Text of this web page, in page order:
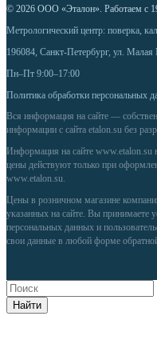
© 2026 ООО «Эталон». Работаем с
Метрологический центр: поверка,
196084, Санкт-Петербург, ул.
Пн–Пт 9:00–17:00
Политика обработки персональных
Вся информация на сайте —
информации с сайта etalon.su без
Информация на сайте www.etalon.su
цены действуют только при
www.etalon.su
Цены в розничном магазине
указанных на сайте. Вы принимаете
персональных данных и
свои данные в любой форме обратной
Найти